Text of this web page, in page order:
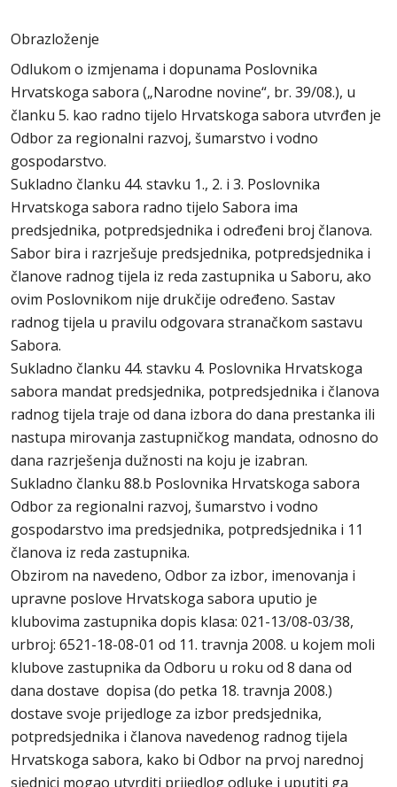
Obrazloženje
Odlukom o izmjenama i dopunama Poslovnika
Hrvatskoga sabora („Narodne novine“, br. 39/08.), u
članku 5. kao radno tijelo Hrvatskoga sabora utvrđen je
Odbor za regionalni razvoj, šumarstvo i vodno
gospodarstvo.
Sukladno članku 44. stavku 1., 2. i 3. Poslovnika
Hrvatskoga sabora radno tijelo Sabora ima
predsjednika, potpredsjednika i određeni broj članova.
Sabor bira i razrješuje predsjednika, potpredsjednika i
članove radnog tijela iz reda zastupnika u Saboru, ako
ovim Poslovnikom nije drukčije određeno. Sastav
radnog tijela u pravilu odgovara stranačkom sastavu
Sabora.
Sukladno članku 44. stavku 4. Poslovnika Hrvatskoga
sabora mandat predsjednika, potpredsjednika i članova
radnog tijela traje od dana izbora do dana prestanka ili
nastupa mirovanja zastupničkog mandata, odnosno do
dana razrješenja dužnosti na koju je izabran.
Sukladno članku 88.b Poslovnika Hrvatskoga sabora
Odbor za regionalni razvoj, šumarstvo i vodno
gospodarstvo ima predsjednika, potpredsjednika i 11
članova iz reda zastupnika.
Obzirom na navedeno, Odbor za izbor, imenovanja i
upravne poslove Hrvatskoga sabora uputio je
klubovima zastupnika dopis klasa: 021-13/08-03/38,
urbroj: 6521-18-08-01 od 11. travnja 2008. u kojem moli
klubove zastupnika da Odboru u roku od 8 dana od
dana dostave dopisa (do petka 18. travnja 2008.)
dostave svoje prijedloge za izbor predsjednika,
potpredsjednika i članova navedenog radnog tijela
Hrvatskoga sabora, kako bi Odbor na prvoj narednoj
sjednici mogao utvrditi prijedlog odluke i uputiti ga